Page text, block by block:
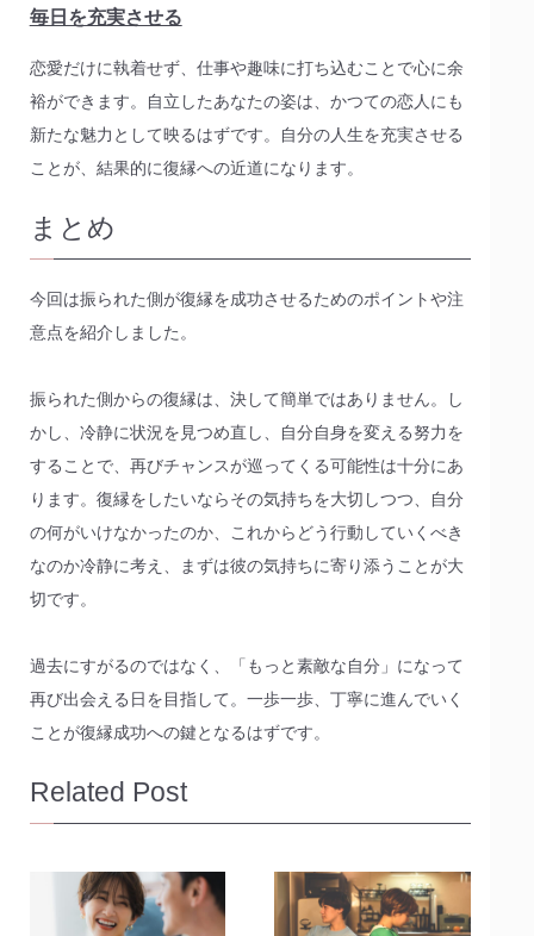
毎日を充実させる
恋愛だけに執着せず、仕事や趣味に打ち込むことで心に余
裕ができます。自立したあなたの姿は、かつての恋人にも
新たな魅力として映るはずです。自分の人生を充実させる
ことが、結果的に復縁への近道になります。
まとめ
今回は振られた側が復縁を成功させるためのポイントや注
意点を紹介しました。
振られた側からの復縁は、決して簡単ではありません。し
かし、冷静に状況を見つめ直し、自分自身を変える努力を
することで、再びチャンスが巡ってくる可能性は十分にあ
ります。復縁をしたいならその気持ちを大切しつつ、自分
の何がいけなかったのか、これからどう行動していくべき
なのか冷静に考え、まずは彼の気持ちに寄り添うことが大
切です。
過去にすがるのではなく、「もっと素敵な自分」になって
再び出会える日を目指して。一歩一歩、丁寧に進んでいく
ことが復縁成功への鍵となるはずです。
Related Post